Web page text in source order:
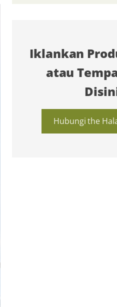
Iklankan
atau
Hubungi the